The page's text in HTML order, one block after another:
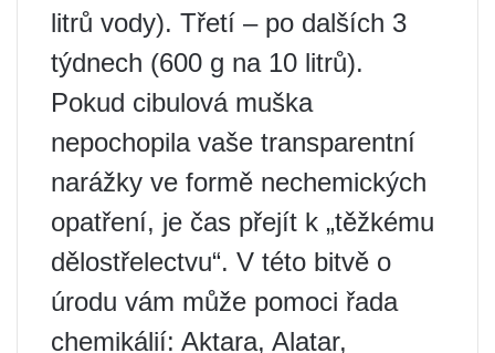
litrů vody). Třetí – po dalších 3
týdnech (600 g na 10 litrů).
Pokud cibulová muška
nepochopila vaše transparentní
narážky ve formě nechemických
opatření, je čas přejít k „těžkému
dělostřelectvu“. V této bitvě o
úrodu vám může pomoci řada
chemikálií: Aktara, Alatar,